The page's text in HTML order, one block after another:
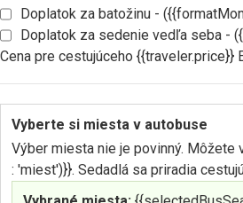
Doplatok za batožinu -
Doplatok za sedenie vedľa seba -
Cena pre cestujúceho {{traveler.price}}
Vyberte si miesta v autobuse
Výber miesta nie je povinný. Môžete
: 'miest')}}. Sedadlá sa priradia